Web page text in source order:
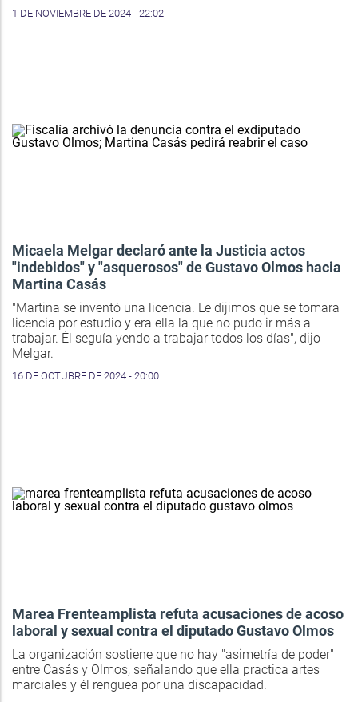
1 DE NOVIEMBRE DE 2024 - 22:02
Micaela Melgar declaró ante la Justicia actos
"indebidos" y "asquerosos" de Gustavo Olmos hacia
Martina Casás
"Martina se inventó una licencia. Le dijimos que se tomara
licencia por estudio y era ella la que no pudo ir más a
trabajar. Él seguía yendo a trabajar todos los días", dijo
Melgar.
16 DE OCTUBRE DE 2024 - 20:00
Marea Frenteamplista refuta acusaciones de acoso
laboral y sexual contra el diputado Gustavo Olmos
La organización sostiene que no hay "asimetría de poder"
entre Casás y Olmos, señalando que ella practica artes
marciales y él renguea por una discapacidad.